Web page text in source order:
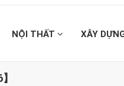
NỘI THẤT XÂY